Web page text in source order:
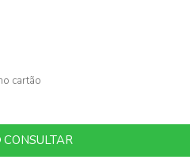
cartão
CONSULTAR